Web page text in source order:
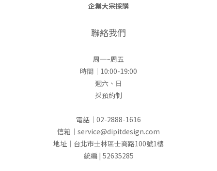
企業大宗採購
聯絡我們
周一~周五
時間｜10:00-19:00
週六、日
採預約制
電話｜02-2888-1616
信箱｜service@dipitdesign.com
地址｜台北市士林區士商路100號1樓
統編 | 52635285